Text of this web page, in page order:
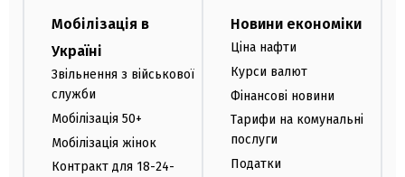
Мобілізація в
Україні
Звільнення з військової
служби
Мобілізація 50+
Мобілізація жінок
Контракт для 18-24-
Новини економіки
Ціна нафти
Курси валют
Фінансові новини
Тарифи на комунальні
послуги
Податки